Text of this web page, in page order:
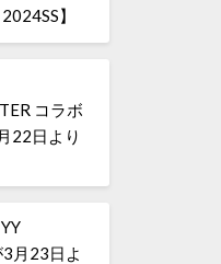
】
コラボ
22日より
3月23日よ